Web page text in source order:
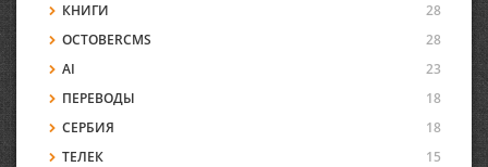
КНИГИ
28
OCTOBERCMS
28
AI
23
ПЕРЕВОДЫ
18
СЕРБИЯ
18
ТЕЛЕК
15